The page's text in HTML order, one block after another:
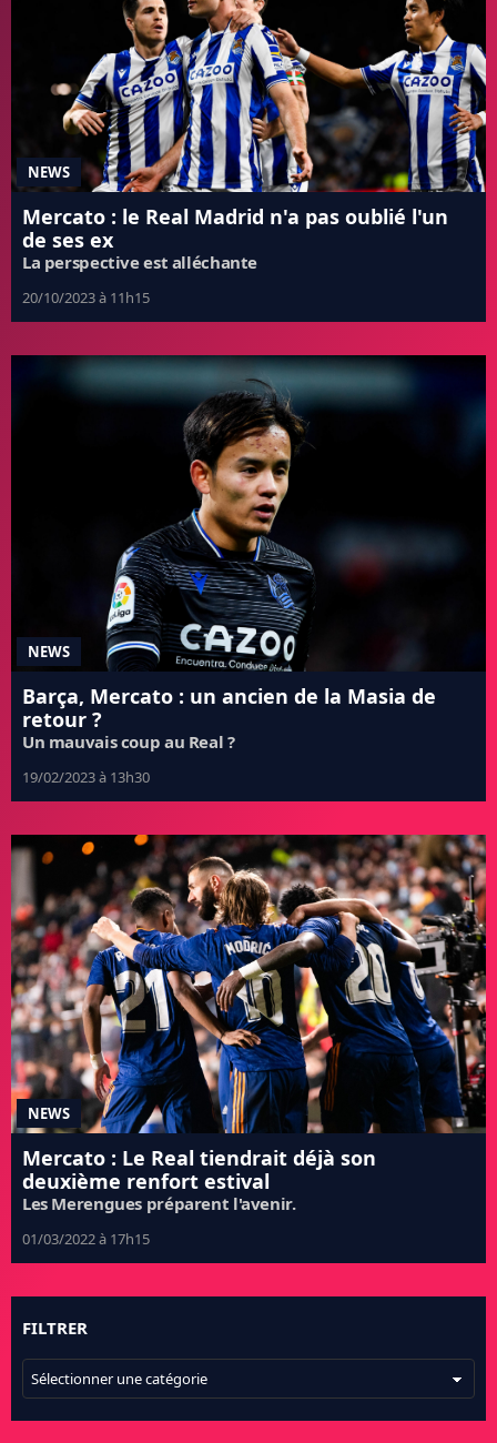
NEWS
Mercato : le Real Madrid n'a pas oublié l'un
de ses ex
La perspective est alléchante
20/10/2023 à 11h15
NEWS
Barça, Mercato : un ancien de la Masia de
retour ?
Un mauvais coup au Real ?
19/02/2023 à 13h30
NEWS
Mercato : Le Real tiendrait déjà son
deuxième renfort estival
Les Merengues préparent l'avenir.
01/03/2022 à 17h15
FILTRER